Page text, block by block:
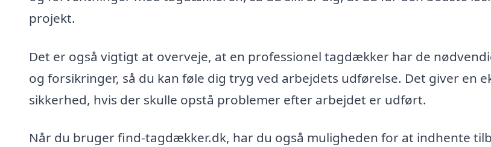
projekt.
Det er også vigtigt at overveje, at en professionel tagdækker har de
og forsikringer, så du kan føle dig tryg ved arbejdets udførelse. Det giver en
sikkerhed, hvis der skulle opstå problemer efter arbejdet er udført.
Når du bruger find-tagdækker.dk, har du også muligheden for at indhente